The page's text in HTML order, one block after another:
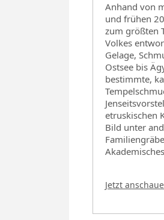
Anhand von
und frühen
zum größten
Volkes
Gelage,
Ostsee bis
bestimmte,
etruskischen
Bild unter
Jetzt